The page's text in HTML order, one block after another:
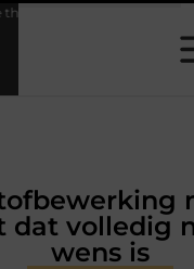
dat volledig
wens is